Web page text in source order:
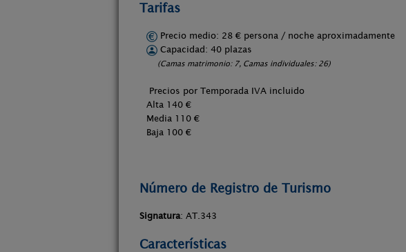
Tarifas
Precio medio: 28 € persona / noche aproximadamente
Capacidad: 40 plazas
(Camas matrimonio: 7, Camas individuales: 26)
Precios por Temporada IVA incluido
Alta 140 €
Media 110 €
Baja 100 €
Número de Registro de Turismo
Signatura: AT.343
Características